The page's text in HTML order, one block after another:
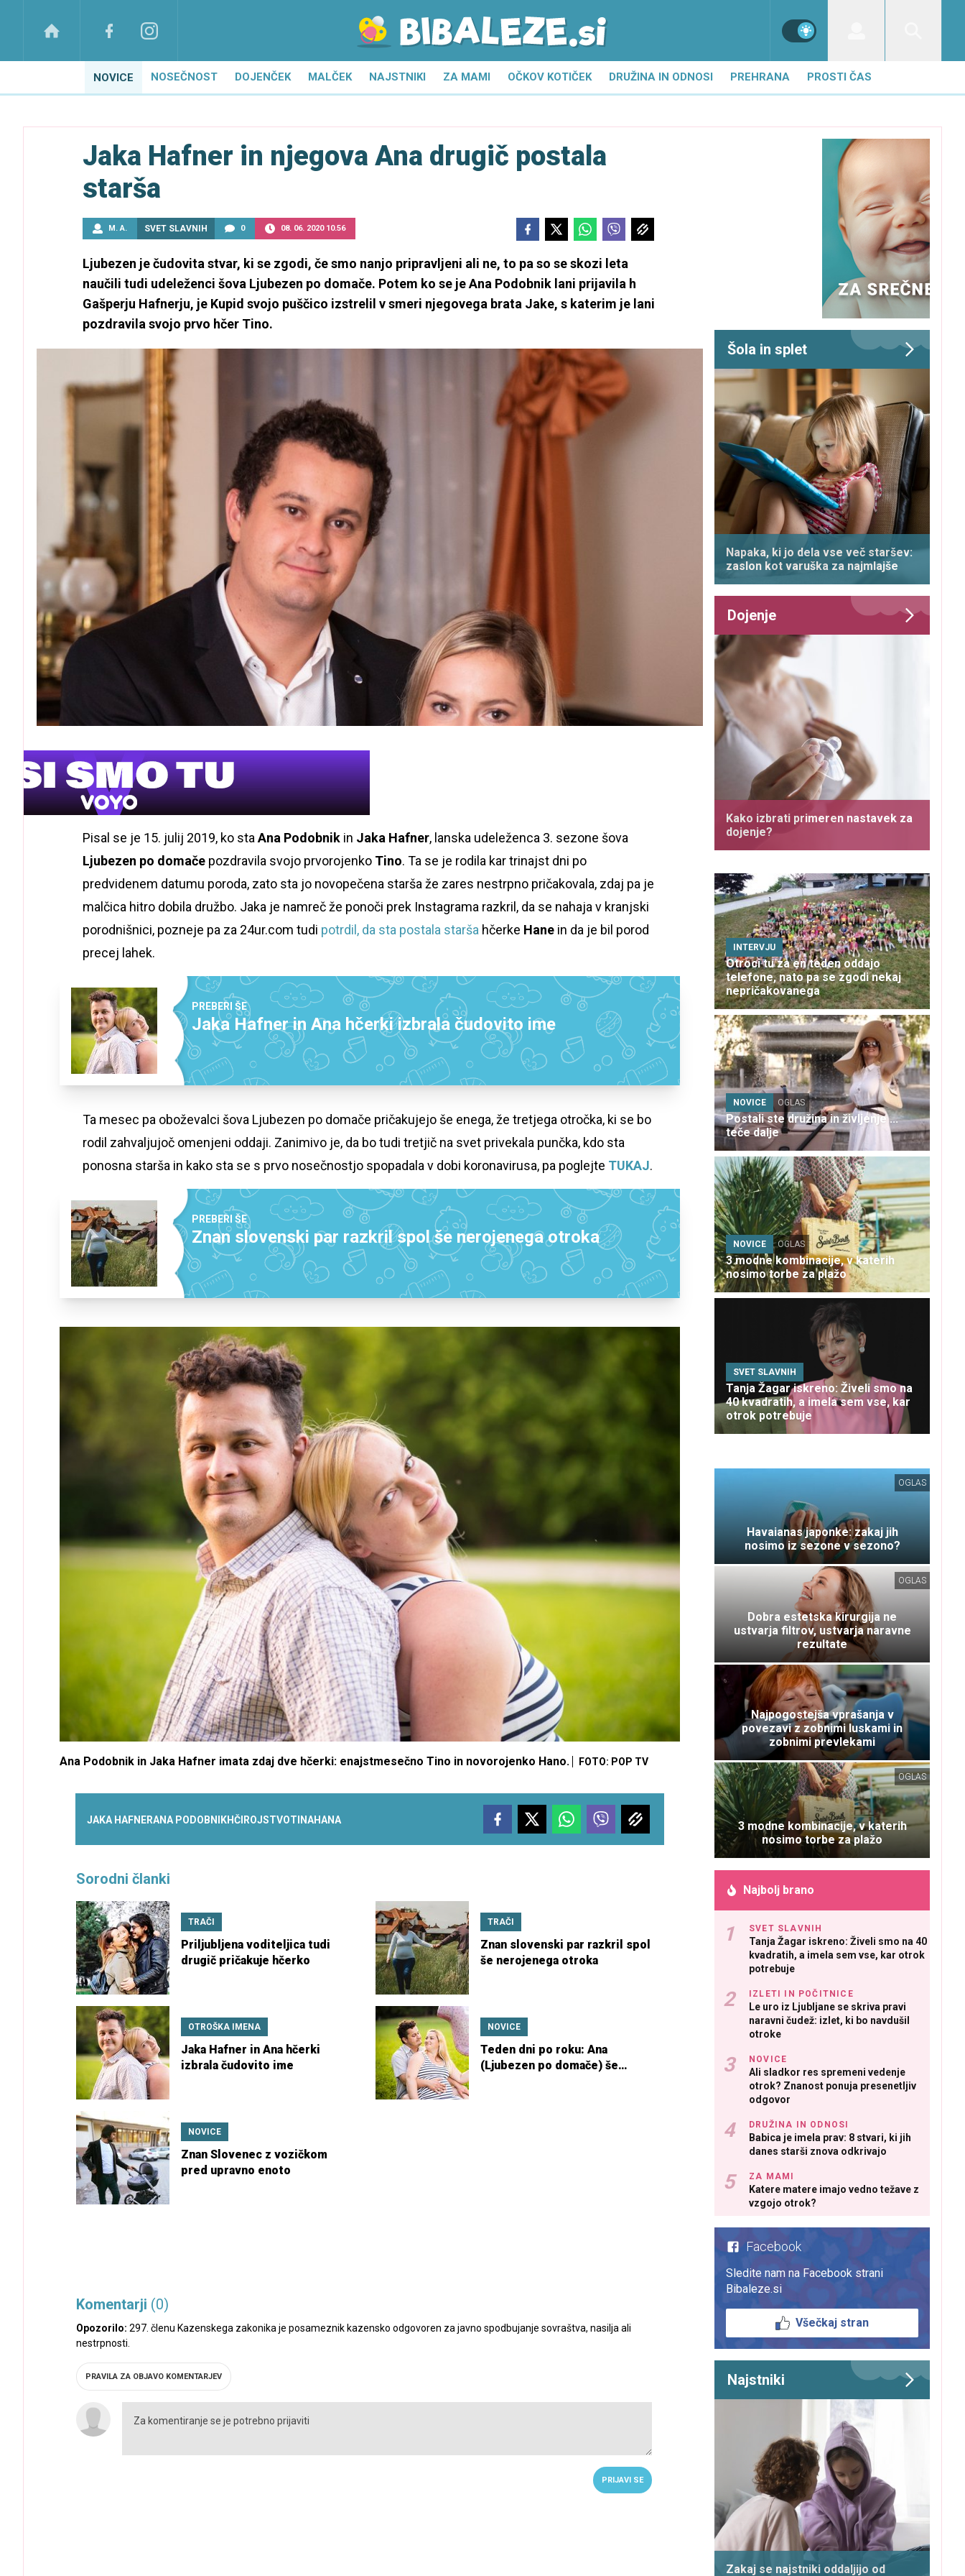
NOVICE NOSEČNOST DOJENČEK MALČEK NAJSTNIKI ZA MAMI OČKOV KOTIČEK DRUŽINA IN ODNOSI PREHRANA PROSTI ČAS
Jaka Hafner in njegova Ana drugič postala
starša
M. A. SVET SLAVNIH 0 08. 06. 2020 10.56
Ljubezen je čudovita stvar, ki se zgodi, če smo nanjo pripravljeni ali ne, to pa so se skozi leta
naučili tudi udeleženci šova Ljubezen po domače. Potem ko se je Ana Podobnik lani prijavila h
Gašperju Hafnerju, je Kupid svojo puščico izstrelil v smeri njegovega brata Jake, s katerim je lani
pozdravila svojo prvo hčer Tino.
Pisal se je 15. julij 2019, ko sta Ana Podobnik in Jaka Hafner, lanska udeleženca 3. sezone šova
Ljubezen po domače pozdravila svojo prvorojenko Tino. Ta se je rodila kar trinajst dni po
predvidenem datumu poroda, zato sta jo novopečena starša že zares nestrpno pričakovala, zdaj pa je
malčica hitro dobila družbo. Jaka je namreč že ponoči prek Instagrama razkril, da se nahaja v kranjski
porodnišnici, pozneje pa za 24ur.com tudi potrdil, da sta postala starša hčerke Hane in da je bil porod
precej lahek.
PREBERI ŠE
Jaka Hafner in Ana hčerki izbrala čudovito ime
Ta mesec pa oboževalci šova Ljubezen po domače pričakujejo še enega, že tretjega otročka, ki se bo
rodil zahvaljujoč omenjeni oddaji. Zanimivo je, da bo tudi tretjič na svet privekala punčka, kdo sta
ponosna starša in kako sta se s prvo nosečnostjo spopadala v dobi koronavirusa, pa poglejte TUKAJ.
PREBERI ŠE
Znan slovenski par razkril spol še nerojenega otroka
Ana Podobnik in Jaka Hafner imata zdaj dve hčerki: enajstmesečno Tino in novorojenko Hano. FOTO: POP TV
JAKA HAFNERANA PODOBNIKHČI ROJSTVOTINAHANA
Sorodni članki
TRAČI
Priljubljena voditeljica tudi
drugič pričakuje hčerko
TRAČI
Znan slovenski par razkril spol
še nerojenega otroka
OTROŠKA IMENA
Jaka Hafner in Ana hčerki
izbrala čudovito ime
NOVICE
Teden dni po roku: Ana
(Ljubezen po domače) še
NOVICE
Znan Slovenec z vozičkom
pred upravno enoto
Komentarji (0)
Opozorilo: 297. členu Kazenskega zakonika je posameznik kazensko odgovoren za javno spodbujanje sovraštva, nasilja ali
nestrpnosti.
PRAVILA ZA OBJAVO KOMENTARJEV
PRIJAVI SE
Šola in splet
Napaka, ki jo dela vse več staršev:
zaslon kot varuška za najmlajše
Dojenje
Kako izbrati primeren nastavek za
dojenje?
INTERVJU
Otroci tu za en teden oddajo
telefone, nato pa se zgodi nekaj
nepričakovanega
NOVICE OGLAS
Postali ste družina in življenje ...
teče dalje
NOVICE OGLAS
3 modne kombinacije, v katerih
nosimo torbe za plažo
SVET SLAVNIH
Tanja Žagar iskreno: Živeli smo na
40 kvadratih, a imela sem vse, kar
otrok potrebuje
OGLAS
Havaianas japonke: zakaj jih
nosimo iz sezone v sezono?
OGLAS
Dobra estetska kirurgija ne
ustvarja filtrov, ustvarja naravne
rezultate
Najpogostejša vprašanja v
povezavi z zobnimi luskami in
zobnimi prevlekami
OGLAS
3 modne kombinacije, v katerih
nosimo torbe za plažo
Najbolj brano
SVET SLAVNIH
Tanja Žagar iskreno: Živeli smo na 40
kvadratih, a imela sem vse, kar otrok
potrebuje
IZLETI IN POČITNICE
Le uro iz Ljubljane se skriva pravi
naravni čudež: izlet, ki bo navdušil
otroke
NOVICE
Ali sladkor res spremeni vedenje
otrok? Znanost ponuja presenetljiv
odgovor
DRUŽINA IN ODNOSI
Babica je imela prav: 8 stvari, ki jih
danes starši znova odkrivajo
ZA MAMI
Katere matere imajo vedno težave z
vzgojo otrok?
Facebook
Sledite nam na Facebook strani
Bibaleze.si
Všečkaj stran
Najstniki
Zakaj se najstniki oddaljijo od